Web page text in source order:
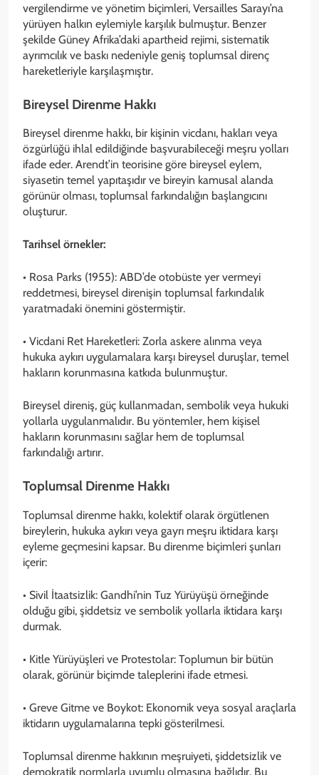
vergilendirme ve yönetim biçimleri, Versailles Sarayı’na
yürüyen halkın eylemiyle karşılık bulmuştur. Benzer
şekilde Güney Afrika’daki apartheid rejimi, sistematik
ayrımcılık ve baskı nedeniyle geniş toplumsal direnç
hareketleriyle karşılaşmıştır.
Bireysel Direnme Hakkı
Bireysel direnme hakkı, bir kişinin vicdanı, hakları veya
özgürlüğü ihlal edildiğinde başvurabileceği meşru yolları
ifade eder. Arendt’in teorisine göre bireysel eylem,
siyasetin temel yapıtaşıdır ve bireyin kamusal alanda
görünür olması, toplumsal farkındalığın başlangıcını
oluşturur.
Tarihsel örnekler:
• Rosa Parks (1955): ABD’de otobüste yer vermeyi
reddetmesi, bireysel direnişin toplumsal farkındalık
yaratmadaki önemini göstermiştir.
• Vicdani Ret Hareketleri: Zorla askere alınma veya
hukuka aykırı uygulamalara karşı bireysel duruşlar, temel
hakların korunmasına katkıda bulunmuştur.
Bireysel direniş, güç kullanmadan, sembolik veya hukuki
yollarla uygulanmalıdır. Bu yöntemler, hem kişisel
hakların korunmasını sağlar hem de toplumsal
farkındalığı artırır.
Toplumsal Direnme Hakkı
Toplumsal direnme hakkı, kolektif olarak örgütlenen
bireylerin, hukuka aykırı veya gayrı meşru iktidara karşı
eyleme geçmesini kapsar. Bu direnme biçimleri şunları
içerir:
• Sivil İtaatsizlik: Gandhi’nin Tuz Yürüyüşü örneğinde
olduğu gibi, şiddetsiz ve sembolik yollarla iktidara karşı
durmak.
• Kitle Yürüyüşleri ve Protestolar: Toplumun bir bütün
olarak, görünür biçimde taleplerini ifade etmesi.
• Greve Gitme ve Boykot: Ekonomik veya sosyal araçlarla
iktidarın uygulamalarına tepki gösterilmesi.
Toplumsal direnme hakkının meşruiyeti, şiddetsizlik ve
demokratik normlarla uyumlu olmasına bağlıdır. Bu